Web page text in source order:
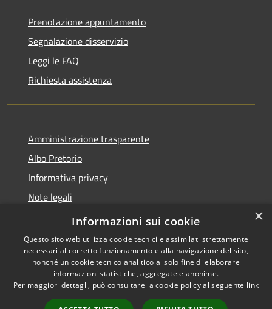
Prenotazione appuntamento
Segnalazione disservizio
Leggi le FAQ
Richiesta assistenza
Amministrazione trasparente
Albo Pretorio
Informativa privacy
Note legali
Dichiarazione di accessibilità
Accessibilità
Copyright © 2026 • Comune di
Palosco • Powered by
×
Informazioni sui cookie
Questo sito web utilizza cookie tecnici e assimilati strettamente
necessari al corretto funzionamento e alla navigazione del sito,
nonché un cookie tecnico analitico al solo fine di elaborare
informazioni statistiche, aggregate e anonime.
Per maggiori dettagli, può consultare la cookie policy al seguente link